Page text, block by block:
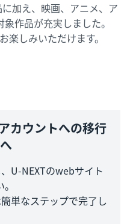
加え、映画、アニメ、ア
作品が充実しました。
楽しみいただけます。
カウントへの移行
U-NEXTのwebサイト
単なステップで完了し